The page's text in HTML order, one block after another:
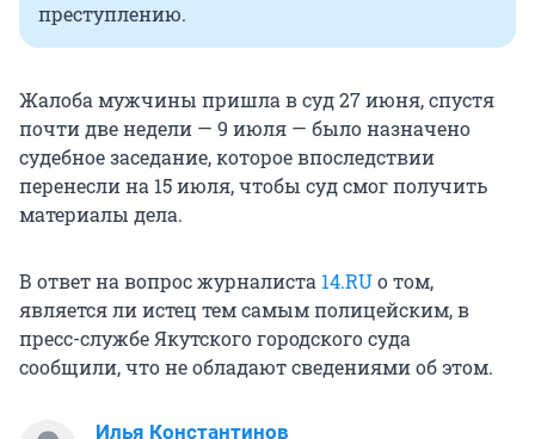
преступлению.
Жалоба мужчины пришла в суд 27 июня, спустя
почти две недели — 9 июля — было назначено
судебное заседание, которое впоследствии
перенесли на 15 июля, чтобы суд смог получить
материалы дела.
В ответ на вопрос журналиста 14.RUо том,
является ли истец тем самым полицейским, в
пресс-службе Якутского городского суда
сообщили, что не обладают сведениями об этом.
Илья Константинов